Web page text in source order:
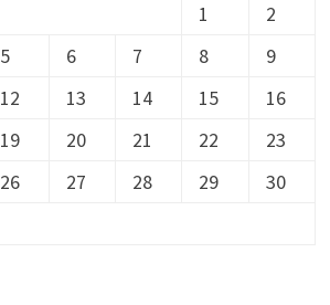
1
2
5 6 7 8
9
12 13 14 15
16
19 20 21 22
23
26 27 28 29
30